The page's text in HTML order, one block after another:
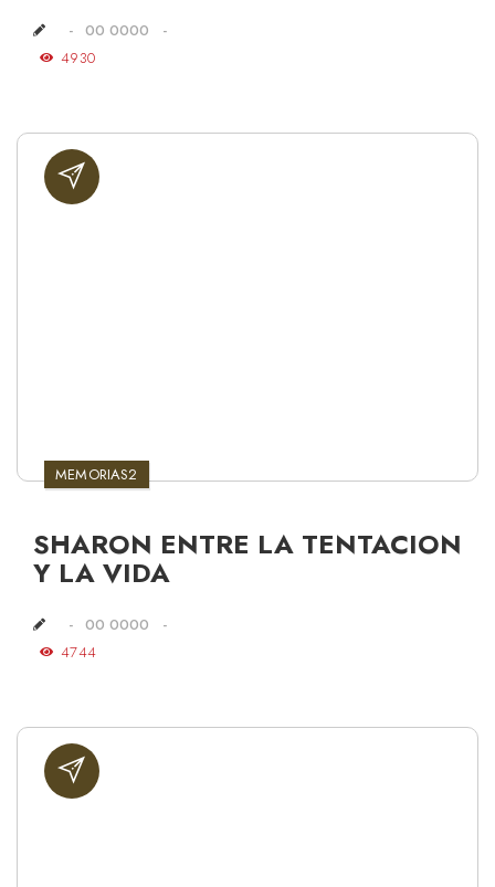
00 0000
4930
MEMORIAS2
SHARON ENTRE LA TENTACION
Y LA VIDA
00 0000
4744